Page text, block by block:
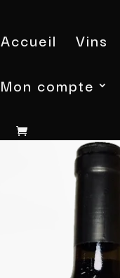
Accueil Vins
Mon compte